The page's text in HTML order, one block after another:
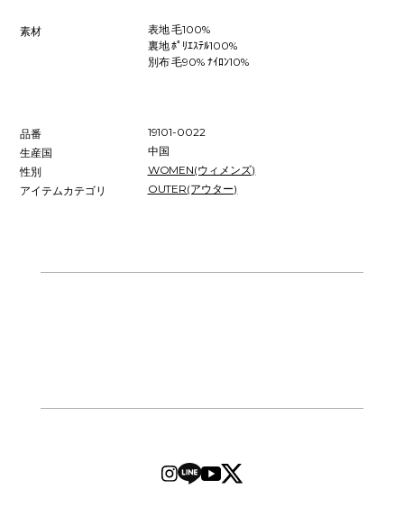
素材
表地 毛100%
裏地 ﾎﾟﾘｴｽﾃﾙ100%
別布 毛90% ﾅｲﾛﾝ10%
品番
19101-0022
生産国
中国
性別
WOMEN(ウィメンズ)
アイテムカテゴリ
OUTER(アウター)